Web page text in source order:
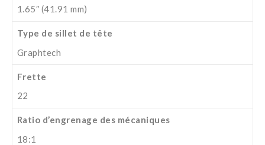
1.65″ (41.91 mm)
Type de sillet de tête
Graphtech
Frette
22
Ratio d’engrenage des mécaniques
18:1